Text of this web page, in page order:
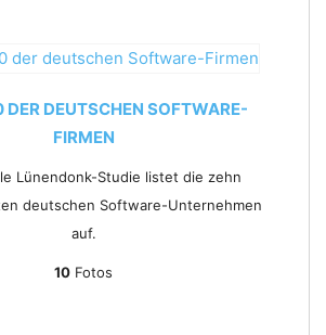
DER DEUTSCHEN SOFTWARE-
FIRMEN
Lünendonk-Studie listet die zehn
deutschen Software-Unternehmen
auf.
10 Fotos